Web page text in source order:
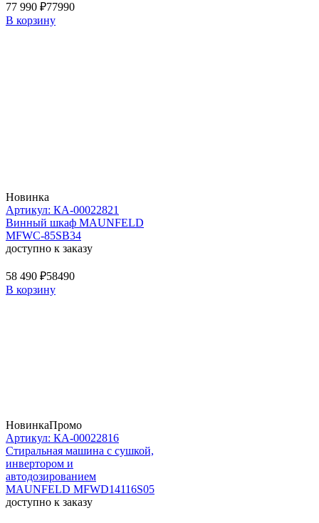
77 990 ₽77990
В корзину
Новинка
Артикул: КА-00022821
Винный шкаф MAUNFELD
MFWC-85SB34
доступно к заказу
58 490 ₽58490
В корзину
НовинкаПромо
Артикул: КА-00022816
Стиральная машина c сушкой,
инвертором и
автодозированием
MAUNFELD MFWD14116S05
доступно к заказу